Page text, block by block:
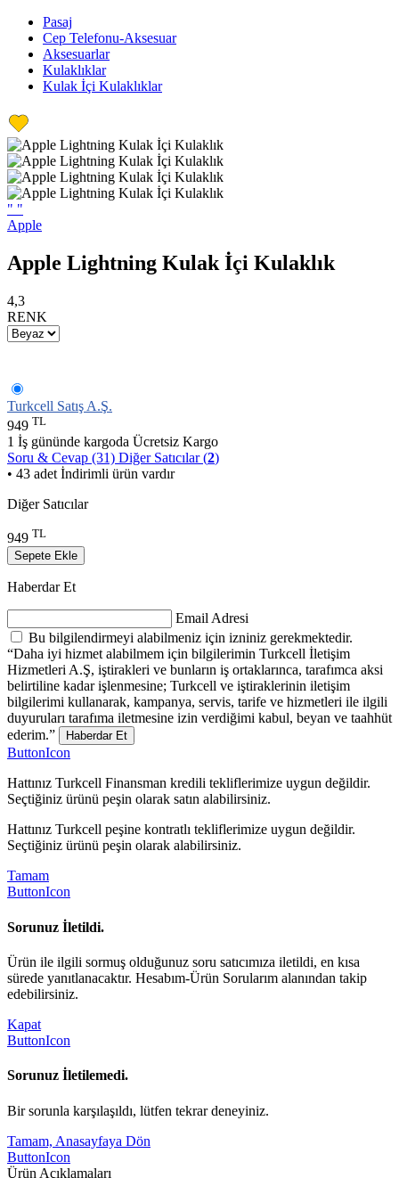
Pasaj
Cep Telefonu-Aksesuar
Aksesuarlar
Kulaklıklar
Kulak İçi Kulaklıklar
" "
Apple
Apple Lightning Kulak İçi Kulaklık
4,3
RENK
Turkcell Satış A.Ş.
949 TL
1 İş gününde kargoda Ücretsiz Kargo
Soru & Cevap (31) Diğer Satıcılar (2)
• 43 adet İndirimli ürün vardır
Diğer Satıcılar
949 TL
Sepete Ekle
Haberdar Et
Email Adresi
Bu bilgilendirmeyi alabilmeniz için izniniz gerekmektedir.
“Daha iyi hizmet alabilmem için bilgilerimin Turkcell İletişim
Hizmetleri A.Ş, iştirakleri ve bunların iş ortaklarınca, tarafımca aksi
belirtiline kadar işlenmesine; Turkcell ve iştiraklerinin iletişim
bilgilerimi kullanarak, kampanya, servis, tarife ve hizmetleri ile ilgili
duyuruları tarafıma iletmesine izin verdiğimi kabul, beyan ve taahhüt
ederim.”
Haberdar Et
ButtonIcon
Hattınız Turkcell Finansman kredili tekliflerimize uygun değildir.
Seçtiğiniz ürünü peşin olarak satın alabilirsiniz.
Hattınız Turkcell peşine kontratlı tekliflerimize uygun değildir.
Seçtiğiniz ürünü peşin olarak alabilirsiniz.
Tamam
ButtonIcon
Sorunuz İletildi.
Ürün ile ilgili sormuş olduğunuz soru satıcımıza iletildi, en kısa
sürede yanıtlanacaktır. Hesabım-Ürün Sorularım alanından takip
edebilirsiniz.
Kapat
ButtonIcon
Sorunuz İletilemedi.
Bir sorunla karşılaşıldı, lütfen tekrar deneyiniz.
Tamam, Anasayfaya Dön
ButtonIcon
Ürün Açıklamaları